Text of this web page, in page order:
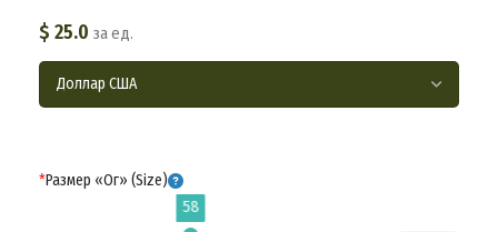
$ 25.0 за ед.
*Размер «Ог» (Size)
58